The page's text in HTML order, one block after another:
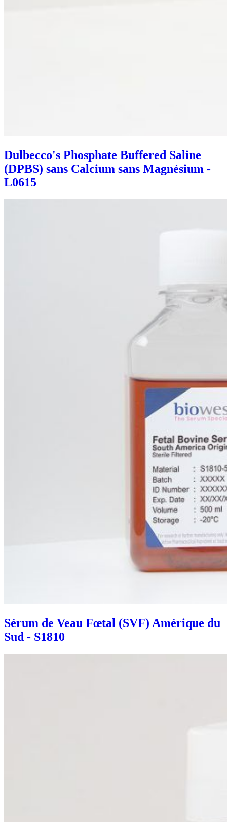
Dulbecco's Phosphate Buffered Saline
(DPBS) sans Calcium sans Magnésium -
L0615
Sérum de Veau Fœtal (SVF) Amérique du
Sud - S1810